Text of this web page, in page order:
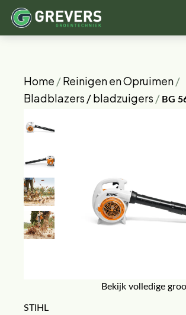
Home /Reinigen en Opruimen/
Bladblazers / bladzuigers / BG
Bekijk volledige
STIHL